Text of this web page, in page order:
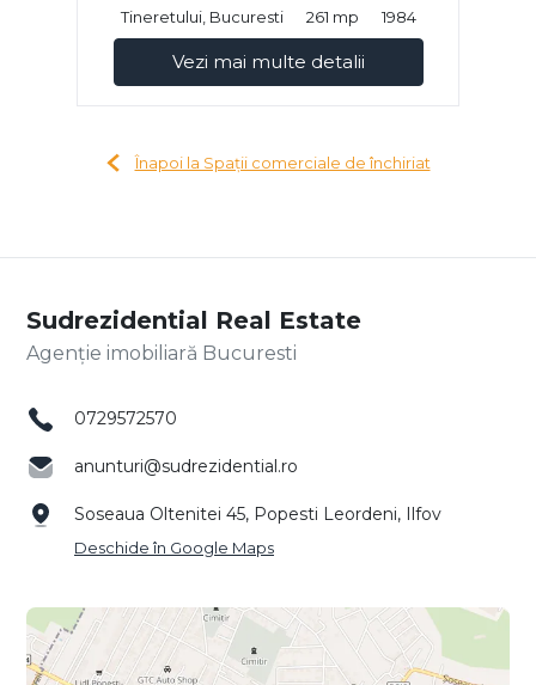
Tineretului, Bucuresti
261 mp 1984
Vezi mai multe detalii
Înapoi la Spații comerciale de închiriat
Sudrezidential Real Estate
Agenție imobiliară Bucuresti
0729572570
anunturi@sudrezidential.ro
Soseaua Oltenitei 45, Popesti Leordeni, Ilfov
Deschide în Google Maps